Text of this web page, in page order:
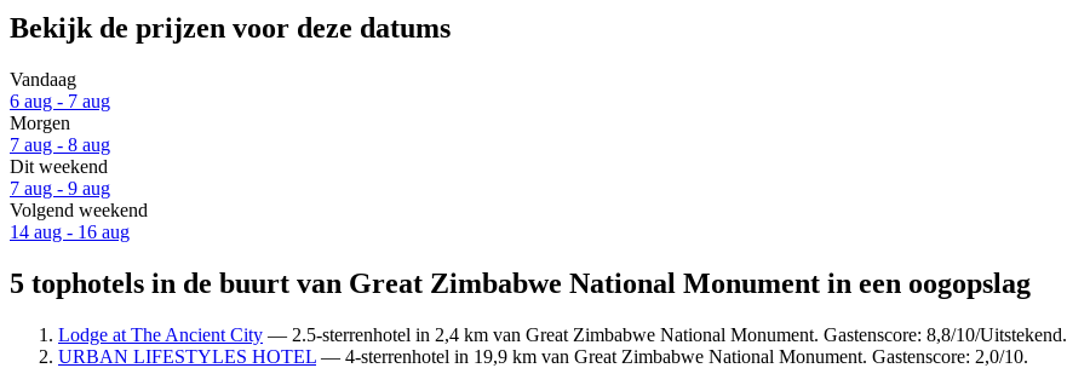
Bekijk de prijzen voor deze datums
Vandaag
6 aug - 7 aug
Morgen
7 aug - 8 aug
Dit weekend
7 aug - 9 aug
Volgend weekend
14 aug - 16 aug
5 tophotels in de buurt van Great Zimbabwe National Monument in een oogopslag
Lodge at The Ancient City — 2.5-sterrenhotel in 2,4 km van Great Zimbabwe National Monument. Gastenscore: 8,8/10/Uitstekend.
URBAN LIFESTYLES HOTEL — 4-sterrenhotel in 19,9 km van Great Zimbabwe National Monument. Gastenscore: 2,0/10.